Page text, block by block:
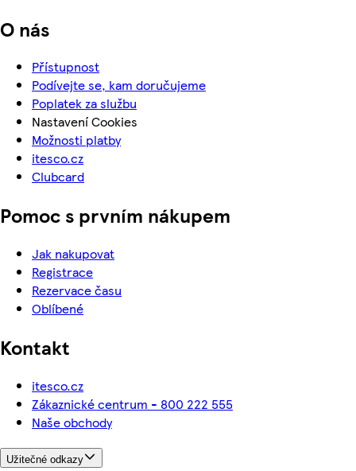
O nás
Přístupnost
Podívejte se, kam doručujeme
Poplatek za službu
Nastavení Cookies
Možnosti platby
itesco.cz
Clubcard
Pomoc s prvním nákupem
Jak nakupovat
Registrace
Rezervace času
Oblíbené
Kontakt
itesco.cz
Zákaznické centrum - 800 222 555
Naše obchody
Užitečné odkazy